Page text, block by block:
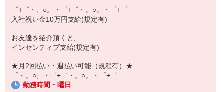
▼人気案件も多数♪
短期・期間限定・オープニング・官公庁案件
上場/優良/大手企業など
【スマホ面接実施中】
￣￣￣￣￣￣￣￣￣
自宅に居ながらスマホでカンタン面接OK！
オンライン面談なのでスピード対応。
゜+゜・。○。・゜+゜・。○。・゜+゜
入社祝い金10万円支給(規定有)
お友達を紹介頂くと,
インセンティブ支給(規定有)
★月2回払い・週払い可能（規程有）★
゜・。○。・゜+゜・。○。・゜+゜
勤務時間・曜日